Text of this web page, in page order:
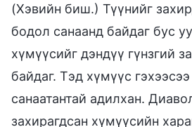
(Хэвийн биш.) Түүнийг
бодол санаанд байдаг бус
хүмүүсийг дэндүү гүнзгий
байдаг. Тэд хүмүүс
санаатантай адилхан.
захирагдсан хүмүүсийн